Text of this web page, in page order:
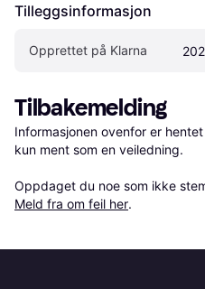
Tilleggsinformasjon
Opprettet på Klarna
Tilbakemelding
Informasjonen ovenfor er
kun ment som en veiledning.
Oppdaget du noe som ikke
Meld fra om feil her.